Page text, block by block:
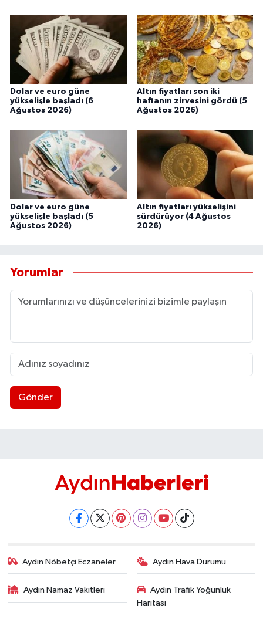
Dolar ve euro güne
yükselişle başladı (6
Ağustos 2026)
Altın fiyatları son iki
haftanın zirvesini gördü (5
Ağustos 2026)
Dolar ve euro güne
yükselişle başladı (5
Ağustos 2026)
Altın fiyatları yükselişini
sürdürüyor (4 Ağustos
2026)
Yorumlar
Gönder
Aydın Nöbetçi Eczaneler Aydın Hava Durumu
Aydin Namaz Vakitleri
Aydın Trafik Yoğunluk
Haritası